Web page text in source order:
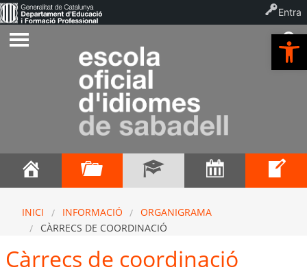
INICI INFORMACIÓ
ORGANIGRAMA
CÀRRECS DE COORDINACIÓ
Càrrecs de coordinació
Entra